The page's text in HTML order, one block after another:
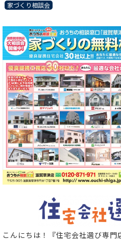
家づくり相談会
こんにちは！
『住宅会社選び専